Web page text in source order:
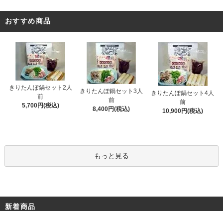
おすすめ商品
きりたんぽ鍋セット2人
前
5,700円(税込)
きりたんぽ鍋セット3人
前
8,400円(税込)
きりたんぽ鍋セット4人
前
10,900円(税込)
もっと見る
新着商品